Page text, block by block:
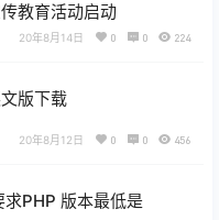
教育活动启动
20年8月14日 0 0 224
版下载
20年8月12日 0 0 456
PHP 版本最低是